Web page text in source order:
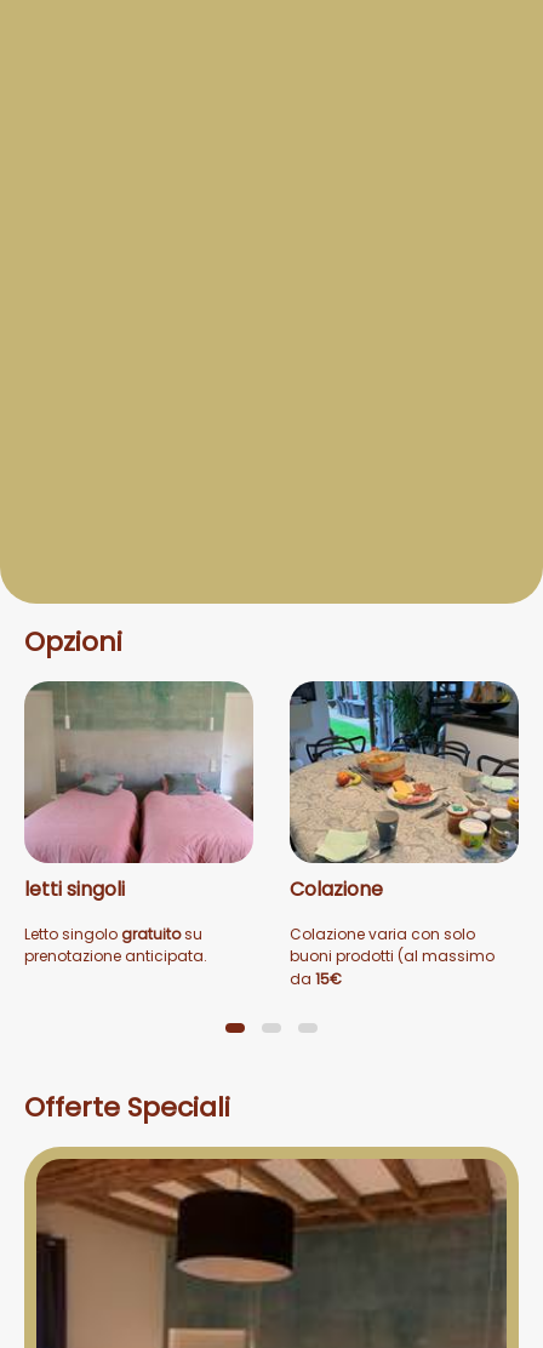
Opzioni
letti singoli
Letto singologratuitosu
prenotazione anticipata.
Colazione
Colazione varia con solo
buoni prodotti (al massimo
biologici, locali).
fatecelo sapere e faremo del
da 15€
Offerte Speciali